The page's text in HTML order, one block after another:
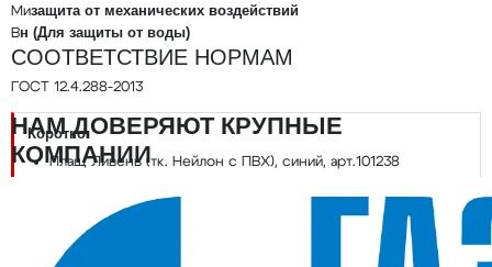
Мизащита от механических воздействий
Вн (Для защиты от воды)
СООТВЕТСТВИЕ НОРМАМ
ГОСТ 12.4.288-2013
Коротко:
Плащ Ливень (тк. Нейлон с ПВХ), синий, арт.101238
Ткань 80% ПЭ, 20% нейлон, застёжка молния
В наличии в SIZMAG (Москва), отгрузка в день заказа
НАМ ДОВЕРЯЮТ КРУПНЫЕ
КОМПАНИИ